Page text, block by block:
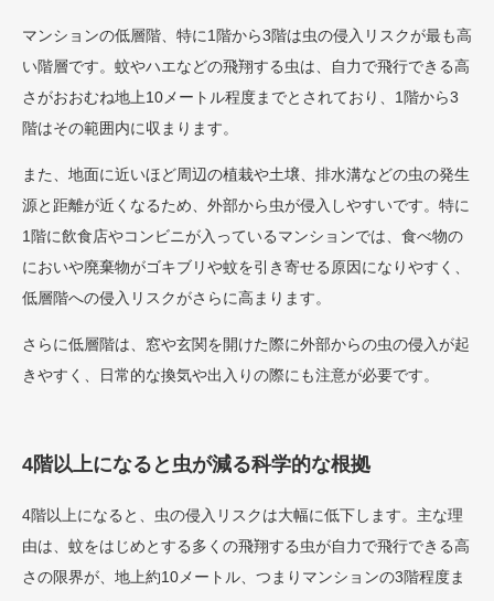
マンションの低層階、特に1階から3階は虫の侵入リスクが最も高
い階層です。蚊やハエなどの飛翔する虫は、自力で飛行できる高
さがおおむね地上10メートル程度までとされており、1階から3
階はその範囲内に収まります。
また、地面に近いほど周辺の植栽や土壌、排水溝などの虫の発生
源と距離が近くなるため、外部から虫が侵入しやすいです。特に
1階に飲食店やコンビニが入っているマンションでは、食べ物の
においや廃棄物がゴキブリや蚊を引き寄せる原因になりやすく、
低層階への侵入リスクがさらに高まります。
さらに低層階は、窓や玄関を開けた際に外部からの虫の侵入が起
きやすく、日常的な換気や出入りの際にも注意が必要です。
4階以上になると虫が減る科学的な根拠
4階以上になると、虫の侵入リスクは大幅に低下します。主な理
由は、蚊をはじめとする多くの飛翔する虫が自力で飛行できる高
さの限界が、地上約10メートル、つまりマンションの3階程度ま